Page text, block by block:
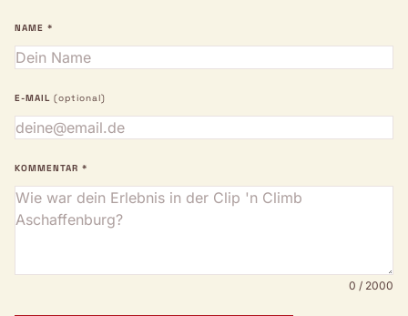
NAME *
E-MAIL (optional)
KOMMENTAR *
0 / 2000